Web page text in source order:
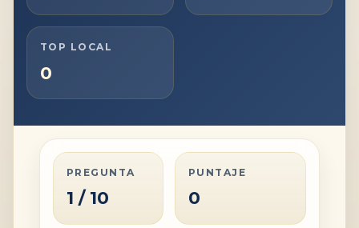
TOP LOCAL
0
PREGUNTA
1 / 10
PUNTAJE
0